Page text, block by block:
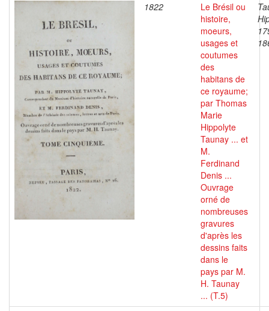
1822
Le Brésil ou
histoire,
moeurs,
usages et
coutumes
des
habitans de
ce royaume;
par Thomas
Marie
Hippolyte
Taunay ... et
M.
Ferdinand
Denis ...
Ouvrage
orné de
nombreuses
gravures
d'après les
dessins faits
dans le
pays par M.
H. Taunay
... (T.5)